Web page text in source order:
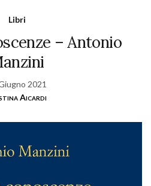
Libri
– Antonio
2021
Aicardi